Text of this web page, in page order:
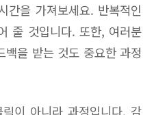
간을 가져보세요. 반복적인
줄 것입니다. 또한, 여러분
을 받는 것도 중요한 과정
이 아니라 과정입니다. 감